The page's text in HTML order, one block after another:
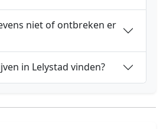
niet of ontbreken er
in Lelystad vinden?